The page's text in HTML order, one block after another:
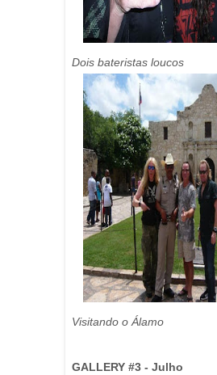
Dois bateristas loucos
Visitando o Álamo
GALLERY #3 - Julho